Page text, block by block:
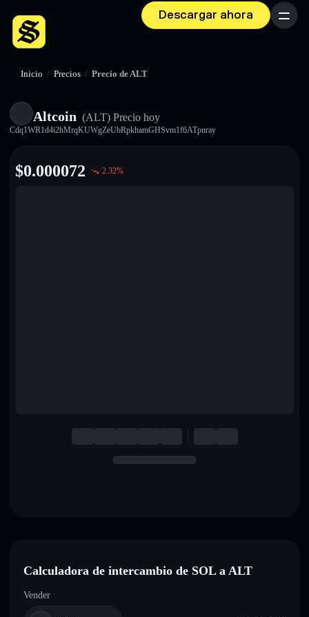
Descargar ahora Menú
Inicio / Precios / Precio de ALT
Altcoin (ALT) Precio hoy
Cdq1WR1d4i2hMrqKUWgZeUbRpkhamGHSvm1f6ATpuray
$0.000072 2.32%
Calculadora de intercambio de SOL a ALT
Vender